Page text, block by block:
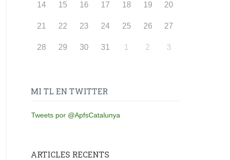
14 15 16 17 18 19 20
21 22 23 24 25 26 27
28 29 30 31 1 2 3
MI TL EN TWITTER
Tweets por @ApfsCatalunya
ARTICLES RECENTS